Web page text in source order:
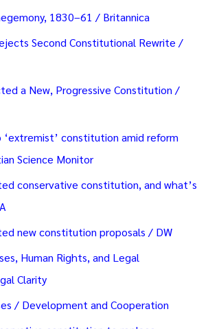
1830–61 / Britannica
Second Constitutional Rewrite /
a New, Progressive Constitution /
constitution amid reform
Science Monitor
conservative constitution, and what’s
new constitution proposals / DW
Human Rights, and Legal
Clarity
/ Development and Cooperation